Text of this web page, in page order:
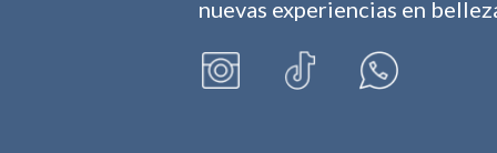
nuevas experiencias en